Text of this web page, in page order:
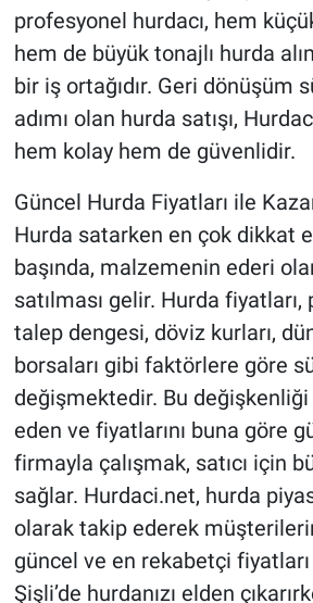
profesyonel hurdacı, hem
hem de büyük tonajlı hurda
bir iş ortağıdır. Geri dönüşüm
adımı olan hurda satışı,
hem kolay hem de güvenlidir.
Güncel Hurda Fiyatları ile
Hurda satarken en çok dikkat
başında, malzemenin ederi
satılması gelir. Hurda
talep dengesi, döviz kurları,
borsaları gibi faktörlere göre
değişmektedir. Bu
eden ve fiyatlarını buna göre
firmayla çalışmak, satıcı için
sağlar. Hurdaci.net, hurda
olarak takip ederek
güncel ve en rekabetçi
Şişli’de hurdanızı elden